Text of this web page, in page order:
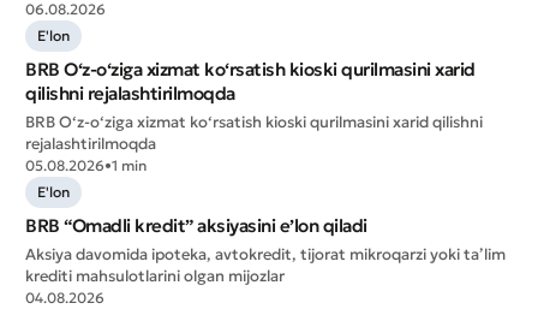
Xizmat sifatini baholang
Murojaat qoldirish
06.08.2026
E'lon
BRB O‘z-o‘ziga xizmat ko‘rsatish kioski qurilmasini xarid
qilishni rejalashtirilmoqda
BRB O‘z-o‘ziga xizmat ko‘rsatish kioski qurilmasini xarid qilishni
rejalashtirilmoqda
05.08.2026•1 min
E'lon
BRB “Omadli kredit” aksiyasini e’lon qiladi
Aksiya davomida ipoteka, avtokredit, tijorat mikroqarzi yoki ta’lim
krediti mahsulotlarini olgan mijozlar
04.08.2026